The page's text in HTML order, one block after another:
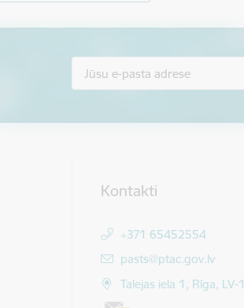
Kontakti
+371 65452554
E-pasts:
pasts@ptac.gov.lv
Talejas iela 1, Rīga, LV-